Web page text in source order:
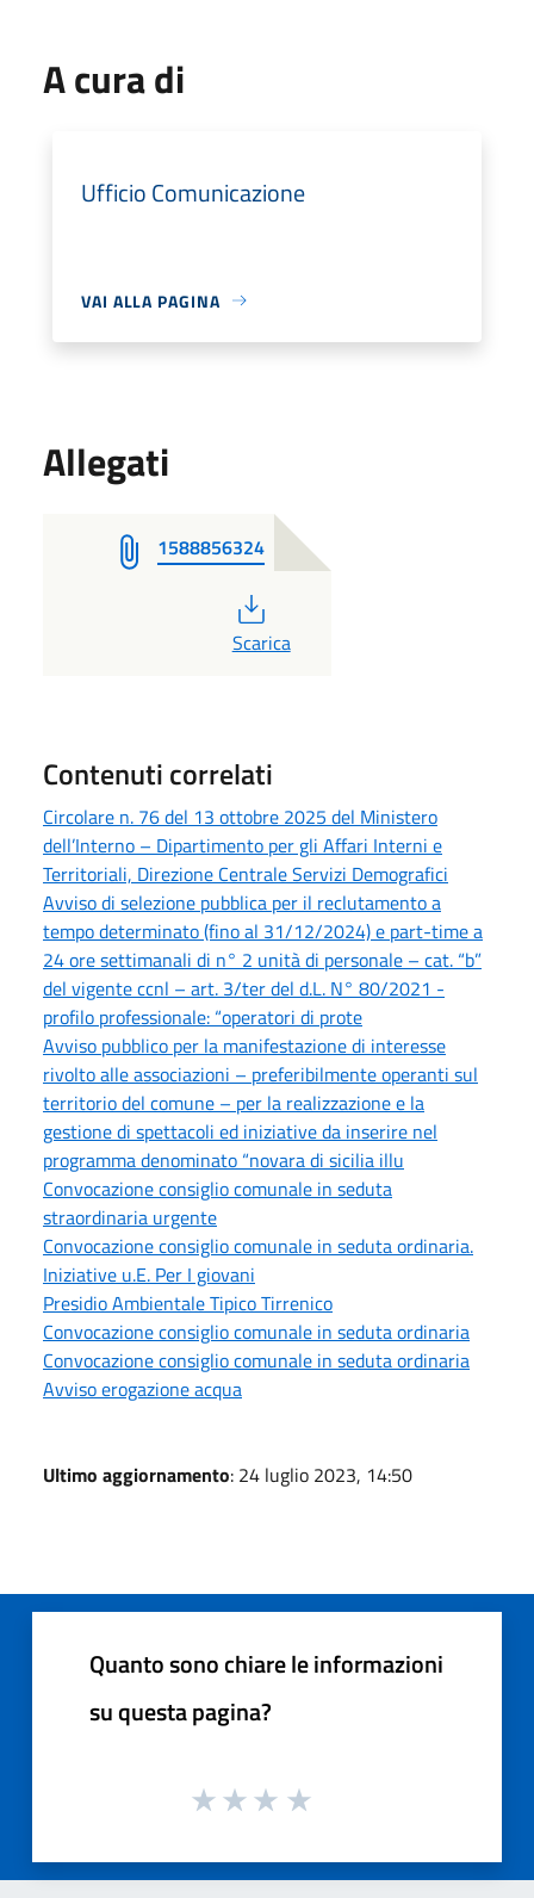
A cura di
Ufficio Comunicazione
VAI ALLA PAGINA
Allegati
1588856324
PDF
Scarica
Contenuti correlati
Circolare n. 76 del 13 ottobre 2025 del Ministero
dell’Interno – Dipartimento per gli Affari Interni e
Territoriali, Direzione Centrale Servizi Demografici
Avviso di selezione pubblica per il reclutamento a
tempo determinato (fino al 31/12/2024) e part-time a
24 ore settimanali di n° 2 unità di personale – cat. “b”
del vigente ccnl – art. 3/ter del d.L. N° 80/2021 -
profilo professionale: “operatori di prote
Avviso pubblico per la manifestazione di interesse
rivolto alle associazioni – preferibilmente operanti sul
territorio del comune – per la realizzazione e la
gestione di spettacoli ed iniziative da inserire nel
programma denominato “novara di sicilia illu
Convocazione consiglio comunale in seduta
straordinaria urgente
Convocazione consiglio comunale in seduta ordinaria.
Iniziative u.E. Per I giovani
Presidio Ambientale Tipico Tirrenico
Convocazione consiglio comunale in seduta ordinaria
Convocazione consiglio comunale in seduta ordinaria
Avviso erogazione acqua
Ultimo aggiornamento: 24 luglio 2023, 14:50
Quanto sono chiare le informazioni
su questa pagina?